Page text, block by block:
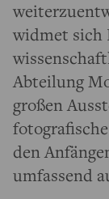
widmet sich
Abteilung
großen
den
umfassend